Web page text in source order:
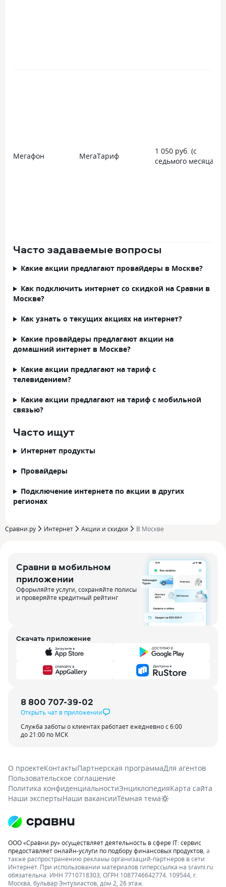
Мегафон МегаТариф
1 050 руб. (с
седьмого месяца)
Часто задаваемые вопросы
Какие акции предлагают провайдеры в Москве?
Как подключить интернет со скидкой на Сравни в
Москве?
Как узнать о текущих акциях на интернет?
Какие провайдеры предлагают акции на
домашний интернет в Москве?
Какие акции предлагают на тариф с
телевидением?
Какие акции предлагают на тариф с мобильной
связью?
Часто ищут
Интернет продукты
Провайдеры
Подключение интернета по акции в других
регионах
Сравни.ру Интернет Акции и скидки В Москве
Сравни в мобильном
приложении
Оформляйте услуги, сохраняйте полисы
и проверяйте кредитный рейтинг
Скачать приложение
8 800 707-39-02
Открыть чат в приложении
Служба заботы о клиентах работает ежедневно с 6:00
до 21:00 по МСК
О проектеКонтактыПартнерская программаДля агентов
Пользовательское соглашение
Политика конфиденциальностиЭнциклопедияКарта сайта
Наши экспертыНаши вакансииТёмная тема
ООО «Сравни.ру» осуществляет деятельность в сфере IT: сервис
предоставляет онлайн-услуги по подбору финансовых продуктов, а
также распространению рекламы организаций-партнеров в сети
Интернет. При использовании материалов гиперссылка на sravni.ru
обязательна. ИНН 7710718303, ОГРН 1087746642774. 109544, г.
Москва, бульвар Энтузиастов, дом 2, 26 этаж.